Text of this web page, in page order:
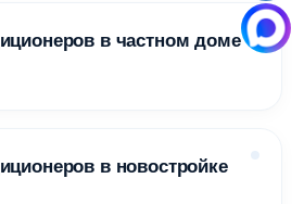
в частном доме
в новостройке